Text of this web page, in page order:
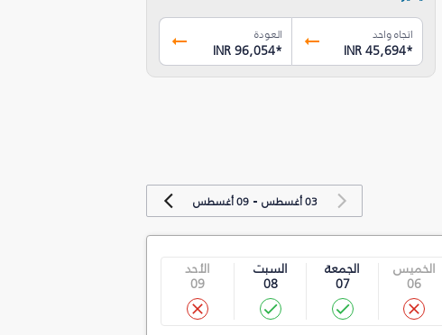
اتجاه واحد
INR 45,694*
العودة
INR 96,054*
03 أغسطس -09 أغسطس
الخميس
06
الجمعة
07
السبت
08
الأحد
09